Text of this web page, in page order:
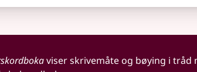
viser skrivemåte og bøying i tråd